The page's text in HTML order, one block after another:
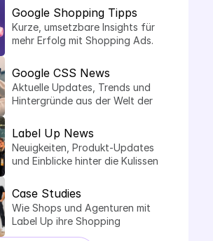
Google Shopping Tipps
Kurze, umsetzbare Insights für
mehr Erfolg mit Shopping Ads.
Google CSS News
Aktuelle Updates, Trends und
Hintergründe aus der Welt der
Label Up News
Neuigkeiten, Produkt-Updates
und Einblicke hinter die Kulissen
Case Studies
Wie Shops und Agenturen mit
Label Up ihre Shopping
Performance steigern.